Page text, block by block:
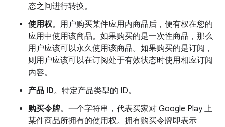
态之间进行转换。
使用权。用户购买某件应用内商品后，便有权在您的
应用中使用该商品。如果购买的是一次性商品，那么
用户应该可以永久使用该商品。 如果购买的是订阅，
则用户应该可以在订阅处于有效状态时使用相应订阅
内容。
产品 ID。特定产品类型的 ID。
购买令牌。一个字符串，代表买家对 Google Play 上
某件商品所拥有的使用权。拥有购买令牌即表示